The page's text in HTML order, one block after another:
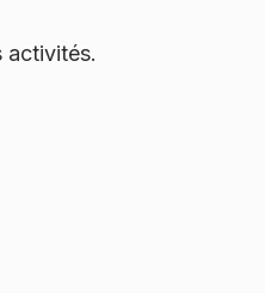
activités.